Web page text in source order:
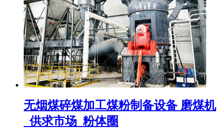
无烟煤碎煤加工煤粉制备设备 磨煤机
_供求市场_粉体圈